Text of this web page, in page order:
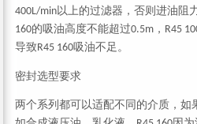
400L/min以上的过滤器，否则进油阻
160的吸油高度不能超过0.5m ， R45
导致R45 160吸油不足。
密封选型要求
两个系列都可以适配不同的介质，如